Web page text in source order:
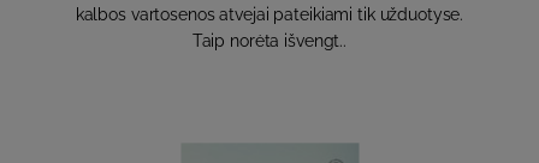
kalbos vartosenos atvejai pateikiami tik užduotyse.
Taip norėta išvengt..